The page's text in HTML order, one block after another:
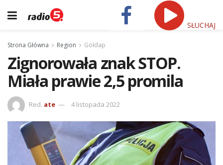
SŁUCHAJ
Strona Główna Region Gołdap
Zignorowała znak STOP.
Miała prawie 2,5 promila
Red. ate 4 listopada 2022